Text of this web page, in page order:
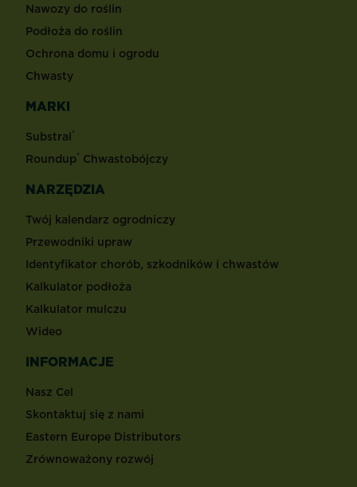
Nawozy do roślin
Podłoża do roślin
Ochrona domu i ogrodu
Chwasty
MARKI
Substral®
Roundup® Chwastobójczy
NARZĘDZIA
Twój kalendarz ogrodniczy
Przewodniki upraw
Identyfikator chorób, szkodników i chwastów
Kalkulator podłoża
Kalkulator mulczu
Wideo
INFORMACJE
Nasz Cel
Skontaktuj się z nami
Eastern Europe Distributors
Zrównoważony rozwój